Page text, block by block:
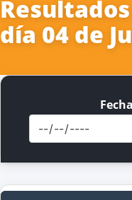
día 04 de